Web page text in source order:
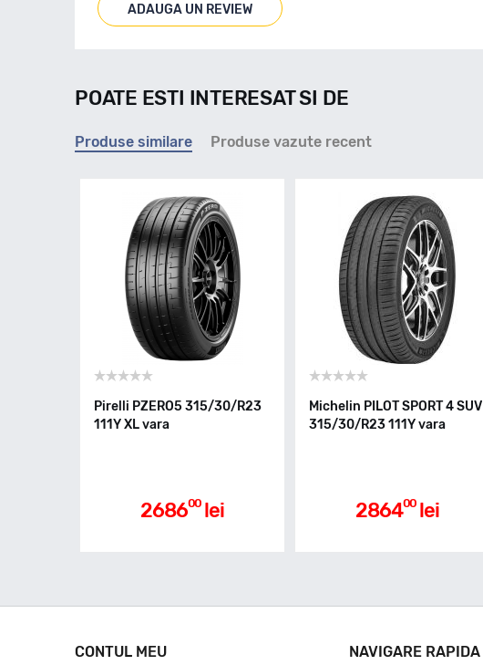
ADAUGA UN REVIEW
POATE ESTI INTERESAT SI DE
Produse similare Produse vazute recent
Pirelli PZERO5 315/30/R23
111Y XL vara
268600 lei
Michelin PILOT SPORT 4 SUV
315/30/R23 111Y vara
286400 lei
CONTUL MEU NAVIGARE RAPIDA